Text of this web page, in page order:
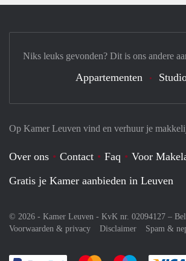
Op Kamer Leuven vind en verhuur je
Over ons Contact Faq
Voor
Gratis je Kamer aanbieden in Leuven
© 2026 - Kamer Leuven - KvK nr. 02094127 –
Voorwaarden & privacy
Disclaimer Spam &
Niks leuks gevonden? Dit is ons andere
Appartementen